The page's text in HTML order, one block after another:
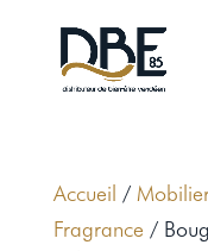
Accueil /
Fragrance /